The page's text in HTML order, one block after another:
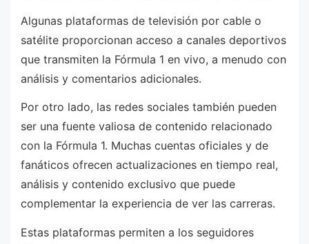
Algunas plataformas de televisión por cable o
satélite proporcionan acceso a canales deportivos
que transmiten la Fórmula 1 en vivo, a menudo con
análisis y comentarios adicionales.
Por otro lado, las redes sociales también pueden
ser una fuente valiosa de contenido relacionado
con la Fórmula 1. Muchas cuentas oficiales y de
fanáticos ofrecen actualizaciones en tiempo real,
análisis y contenido exclusivo que puede
complementar la experiencia de ver las carreras.
Estas plataformas permiten a los seguidores